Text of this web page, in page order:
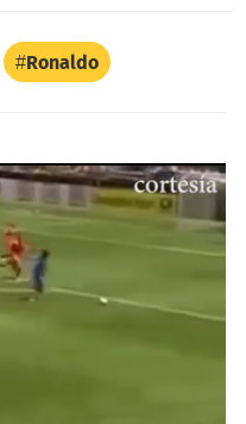
Ronaldo